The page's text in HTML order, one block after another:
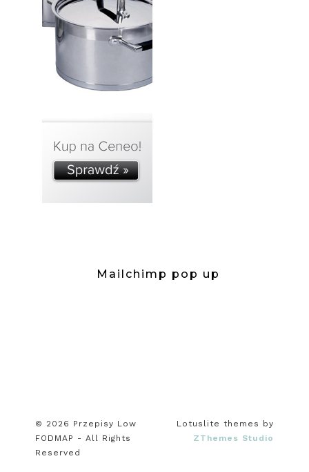
Mailchimp pop up
© 2026 Przepisy Low
FODMAP - All Rights
Reserved
Lotuslite themes by
ZThemes Studio